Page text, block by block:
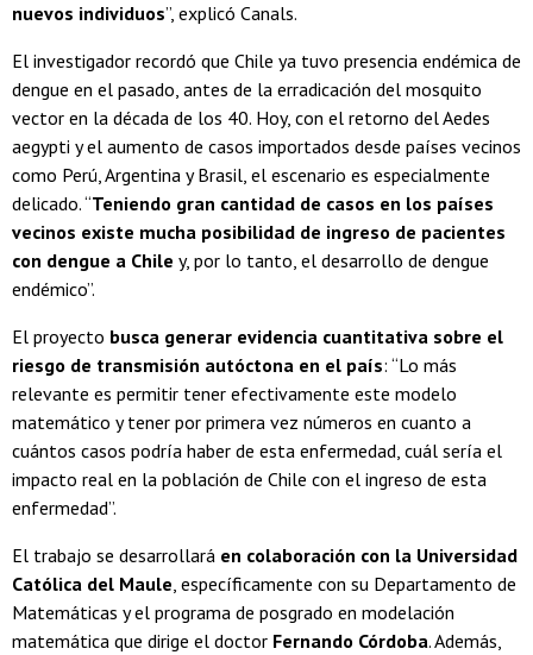
nuevos individuos”, explicó Canals.
El investigador recordó que Chile ya tuvo presencia endémica de
dengue en el pasado, antes de la erradicación del mosquito
vector en la década de los 40. Hoy, con el retorno del Aedes
aegypti y el aumento de casos importados desde países vecinos
como Perú, Argentina y Brasil, el escenario es especialmente
delicado. “Teniendo gran cantidad de casos en los países
vecinos existe mucha posibilidad de ingreso de pacientes
con dengue a Chile y, por lo tanto, el desarrollo de dengue
endémico”.
El proyecto busca generar evidencia cuantitativa sobre el
riesgo de transmisión autóctona en el país: “Lo más
relevante es permitir tener efectivamente este modelo
matemático y tener por primera vez números en cuanto a
cuántos casos podría haber de esta enfermedad, cuál sería el
impacto real en la población de Chile con el ingreso de esta
enfermedad”.
El trabajo se desarrollará en colaboración con la Universidad
Católica del Maule, específicamente con su Departamento de
Matemáticas y el programa de posgrado en modelación
matemática que dirige el doctor Fernando Córdoba. Además,